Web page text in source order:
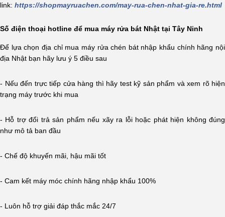
link: https://shopmayruachen.com/may-rua-chen-nhat-gia-re.html
Số điện thoại hotline để mua máy rửa bát Nhật tại Tây Ninh
Để lựa chọn địa chỉ mua máy rửa chén bát nhập khẩu chính hãng nội
địa Nhật bạn hãy lưu ý 5 điều sau
- Nếu đến trực tiếp cửa hàng thì hãy test kỹ sản phẩm và xem rõ hiện
trạng máy trước khi mua
- Hỗ trợ đổi trả sản phẩm nếu xãy ra lỗi hoặc phát hiện không đúng
như mô tả ban đầu
- Chế độ khuyến mãi, hậu mãi tốt
- Cam kết máy móc chính hãng nhập khẩu 100%
- Luôn hỗ trợ giải đáp thắc mắc 24/7